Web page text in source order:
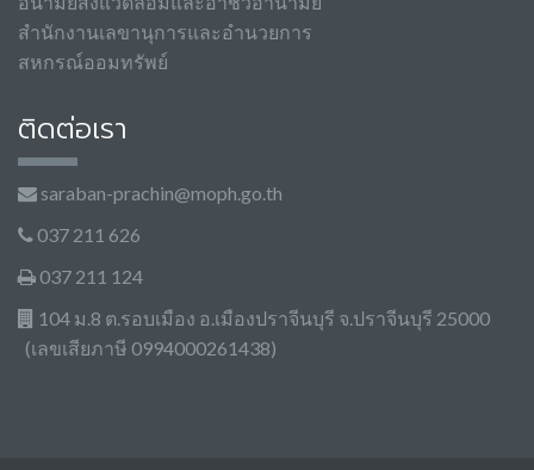
สำนักงานเลขานุการและอำนวยการ
สหกรณ์ออมทรัพย์
ติดต่อเรา
saraban-prachin@moph.go.th
037 211 626
037 211 124
104 ม.8 ต.รอบเมือง อ.เมืองปราจีนบุรี จ.ปราจีนบุรี 25000
(เลขเสียภาษี 0994000261438)